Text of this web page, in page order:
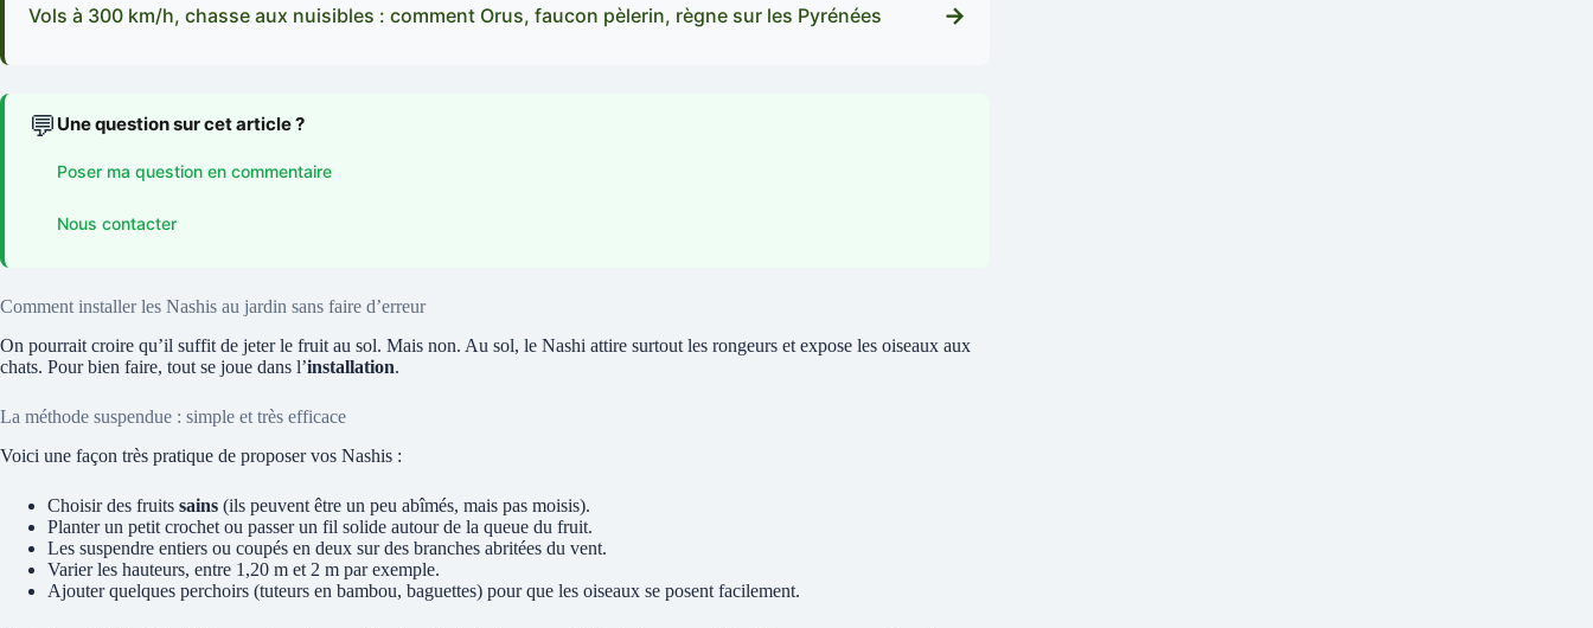
Vols à 300 km/h, chasse aux nuisibles : comment Orus, faucon pèlerin, règne sur les Pyrénées →
💬 Une question sur cet article ?
Poser ma question en commentaire
Nous contacter
Comment installer les Nashis au jardin sans faire d’erreur
On pourrait croire qu’il suffit de jeter le fruit au sol. Mais non. Au sol, le Nashi attire surtout les rongeurs et expose les oiseaux aux
chats. Pour bien faire, tout se joue dans l’installation.
La méthode suspendue : simple et très efficace
Voici une façon très pratique de proposer vos Nashis :
Choisir des fruits sains (ils peuvent être un peu abîmés, mais pas moisis).
Planter un petit crochet ou passer un fil solide autour de la queue du fruit.
Les suspendre entiers ou coupés en deux sur des branches abritées du vent.
Varier les hauteurs, entre 1,20 m et 2 m par exemple.
Ajouter quelques perchoirs (tuteurs en bambou, baguettes) pour que les oiseaux se posent facilement.